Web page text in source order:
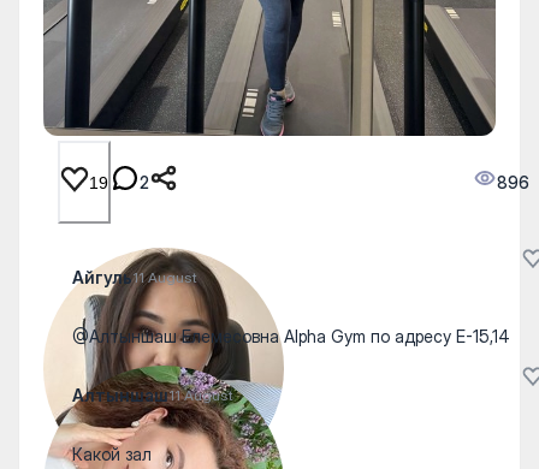
19 2 896
Айгуль11 August
@Алтыншаш Елемесовна Alpha Gym по адресу Е-15,14
Алтыншаш11 August
Какой зал